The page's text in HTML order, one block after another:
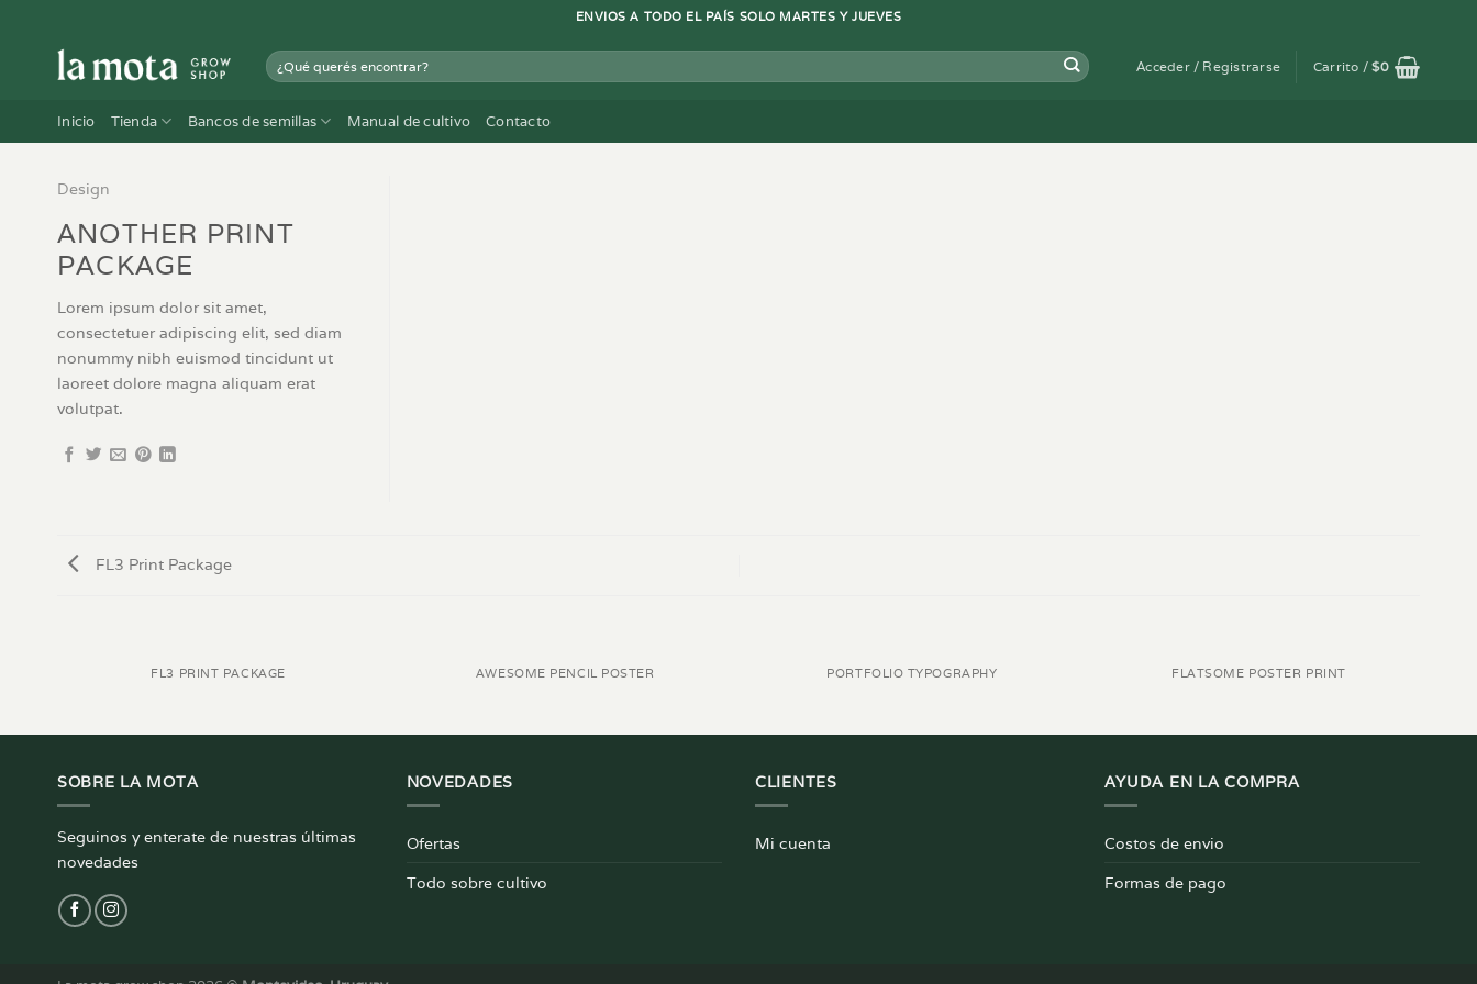
contenido
ENVIOS A TODO EL PAÍS SOLO MARTES Y JUEVES
Buscar
por:
Acceder / Registrarse Carrito /$0
Inicio Tienda Bancos de semillas Manual de cultivo Contacto
Design
ANOTHER PRINT
PACKAGE
Lorem ipsum dolor sit amet,
consectetuer adipiscing elit, sed diam
nonummy nibh euismod tincidunt ut
laoreet dolore magna aliquam erat
volutpat.
FL3 Print Package
FL3 PRINT PACKAGE AWESOME PENCIL POSTER PORTFOLIO TYPOGRAPHY FLATSOME POSTER PRINT
SOBRE LA MOTA
Seguinos y enterate de nuestras últimas
novedades
NOVEDADES
Ofertas
Todo sobre cultivo
CLIENTES
Mi cuenta
AYUDA EN LA COMPRA
Costos de envio
Formas de pago